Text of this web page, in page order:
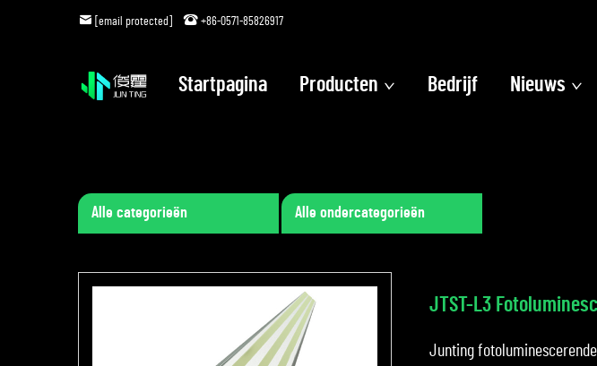
[email protected] +86-0571-85826917
Startpagina Producten Bedrijf Nieuws
Alle categorieën Alle ondercategorieën
JTST-L3
Junting